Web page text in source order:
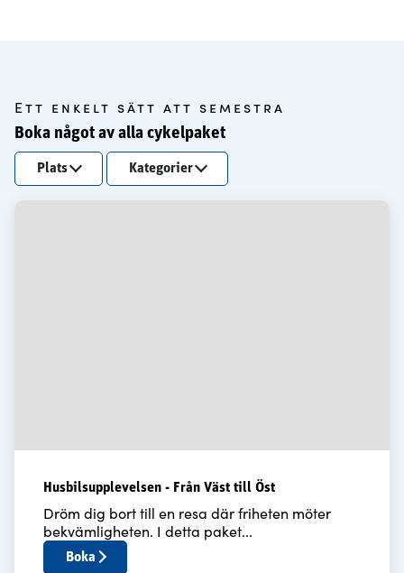
Ett enkelt sätt att semestra
Boka något av alla cykelpaket
Plats Kategorier
Husbilsupplevelsen - Från Väst till Öst
Dröm dig bort till en resa där friheten möter
bekvämligheten. I detta paket...
Boka